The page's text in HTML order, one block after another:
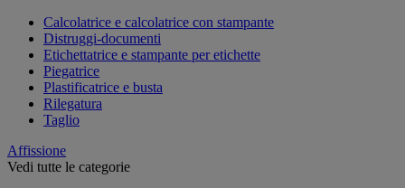
Calcolatrice e calcolatrice con stampante
Distruggi-documenti
Etichettatrice e stampante per etichette
Piegatrice
Plastificatrice e busta
Rilegatura
Taglio
Affissione
Vedi tutte le categorie